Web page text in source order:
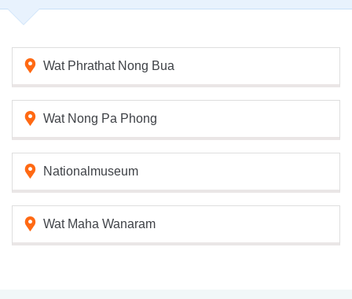
Wat Phrathat Nong Bua
Wat Nong Pa Phong
Nationalmuseum
Wat Maha Wanaram